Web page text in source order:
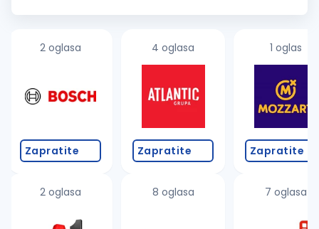
iskreno. B...
2 oglasa
Zapratite
2 oglasa
4 oglasa
Zapratite
8 oglasa
1 oglas
Zapratite
7 oglasa